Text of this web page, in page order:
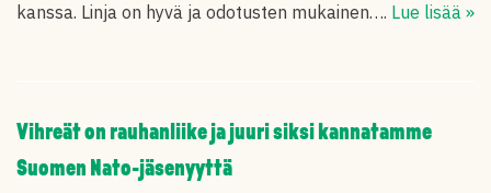
kanssa. Linja on hyvä ja odotusten mukainen…. Lue lisää »
Vihreät on rauhanliike ja juuri siksi kannatamme
Suomen Nato-jäsenyyttä